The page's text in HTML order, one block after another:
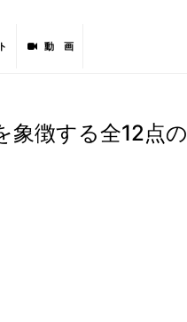
動 画
象徴する全12点の